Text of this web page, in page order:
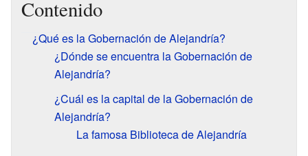
Contenido
¿Qué es la Gobernación de Alejandría?
¿Dónde se encuentra la Gobernación de
Alejandría?
¿Cuál es la capital de la Gobernación de
Alejandría?
La famosa Biblioteca de Alejandría